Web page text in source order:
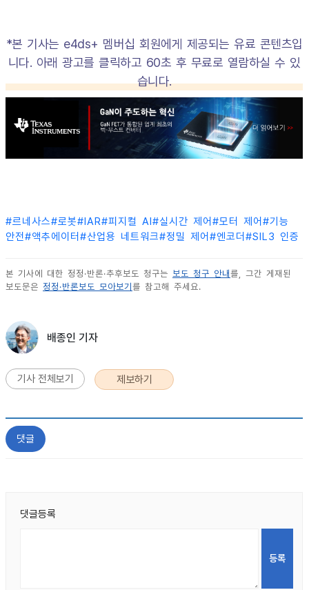
*본 기사는 e4ds+ 멤버십 회원에게 제공되는 유료 콘텐츠입
니다. 아래 광고를 클릭하고 60초 후 무료로 열람하실 수 있
습니다.
#르네사스#로봇#IAR#피지컬 AI#실시간 제어 #모터 제어 #기능
안전#액추에이터 #산업용 네트워크#정밀 제어 #엔코더 #SIL3 인증
본 기사에 대한 정정·반론·추후보도 청구는 보도 청구 안내 를, 그간 게재된
보도문은 정정·반론보도 모아보기 를 참고해 주세요.
배종인 기자
기사 전체보기 제보하기
댓글
댓글등록